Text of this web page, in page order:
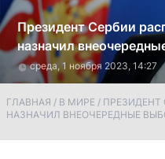
Президент Сербии
назначил
среда, 1 ноября 2023, 14:27
ГЛАВНАЯ / В МИРЕ / ПРЕЗИДЕНТ
НАЗНАЧИЛ ВНЕОЧЕРЕДНЫЕ